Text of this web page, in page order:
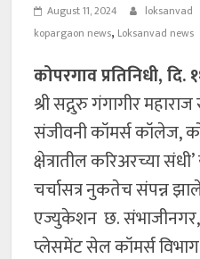
August 11, 2024
loksanvad
kopargaon news, Loksanvad news
कोपरगाव प्रतिनिधी, दि.
श्री सद्गुरु गंगागीर
संजीवनी कॉमर्स कॉलेज,
क्षेत्रातील करिअरच्या
चर्चासत्र नुकतेच संपन्न
एज्युकेशन छ. संभाजीनगर,
प्लेसमेंट सेल कॉमर्स विभाग